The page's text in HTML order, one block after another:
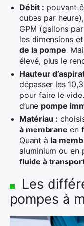
Débit : pouvant
cubes par
GPM (gallons
les dimensions
de la pompe.
élevé, plus le
Hauteur
dépasser les
pour faire le
d’une pompe
Matériau :
à membrane en
Quant à la
aluminium ou en
fluide à
Les
pompes à